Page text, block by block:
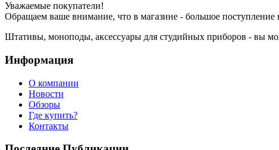
Уважаемые покупатели!
Обращаем ваше внимание, что в магазине - большое поступление
Штативы, моноподы, аксессуары для студийных приборов - вы
Информация
О компании
Новости
Обзоры
Где купить?
Контакты